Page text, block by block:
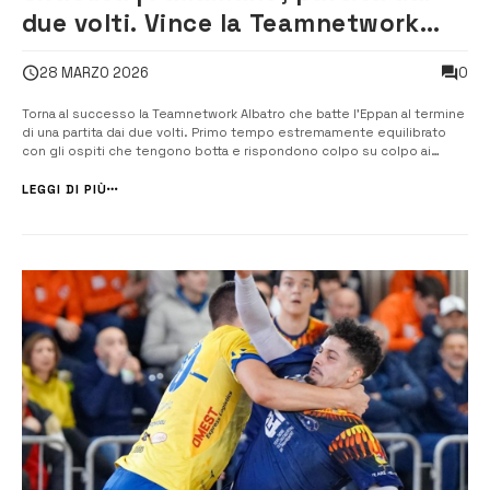
due volti. Vince la Teamnetwork
28 MARZO 2026 0
Torna al successo la Teamnetwork Albatro che batte l’Eppan al termine
di una partita dai due volti. Primo tempo estremamente equilibrato
con gli ospiti che tengono botta e rispondono colpo su colpo ai
che aveva chiesto ai suoi ragazzi massima attenzione per tutti i [&h...
LEGGI DI PIÙ